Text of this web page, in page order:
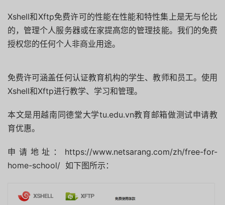
Xshell和Xftp免费许可的性能在性能和特性集上是无与伦比
的，管理个人服务器或在家提高您的管理技能。我们的免费
授权您的任何个人非商业用途。
免费许可涵盖任何认证教育机构的学生、教师和员工。使用
Xshell和Xftp进行教学、学习和管理。
本文是用越南同德堂大学tu.edu.vn教育邮箱做测试申请教
育优惠。
申请地址：https://www.netsarang.com/zh/free-for-
home-school/ 如下图所示：